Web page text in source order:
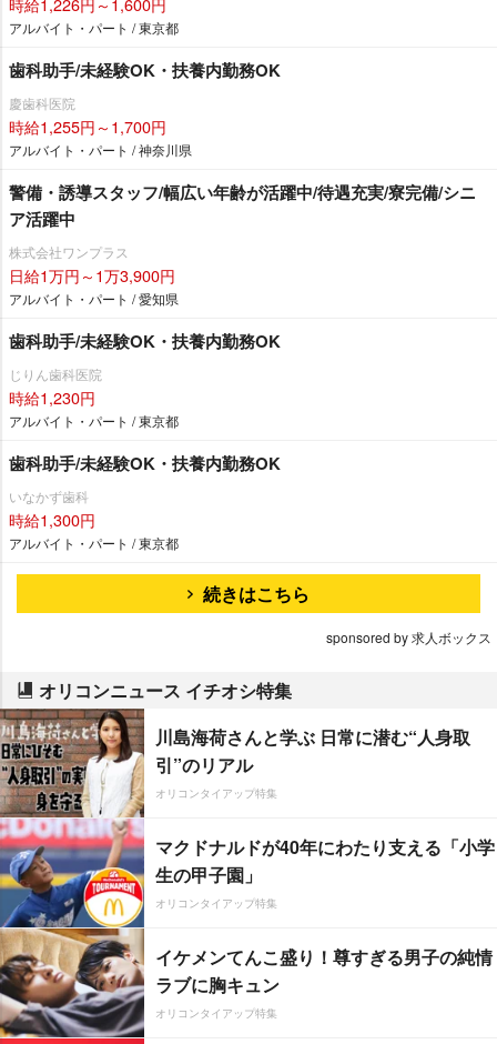
アルバイト・パート / 東京都
歯科助手/未経験OK・扶養内勤務OK
慶歯科医院
時給1,255円～1,700円
アルバイト・パート / 神奈川県
警備・誘導スタッフ/幅広い年齢が活躍中/待遇充実/寮完備/シニ
ア活躍中
株式会社ワンプラス
日給1万円～1万3,900円
アルバイト・パート / 愛知県
歯科助手/未経験OK・扶養内勤務OK
じりん歯科医院
時給1,230円
アルバイト・パート / 東京都
歯科助手/未経験OK・扶養内勤務OK
いなかず歯科
時給1,300円
アルバイト・パート / 東京都
続きはこちら
sponsored by 求人ボックス
オリコンニュース イチオシ特集
川島海荷さんと学ぶ 日常に潜む“人身取
引”のリアル
オリコンタイアップ特集
マクドナルドが40年にわたり支える「小学
生の甲子園」
オリコンタイアップ特集
イケメンてんこ盛り！尊すぎる男子の純情
ラブに胸キュン
オリコンタイアップ特集